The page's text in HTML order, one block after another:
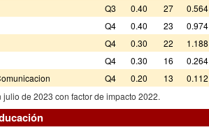
Q3 0.40 27 0.564
Q4 0.40 23 0.974
Q4 0.30 22 1.188
Q4 0.30 16 0.264
Q4 0.20 13
0.112
de 2023 con factor de impacto 2022.